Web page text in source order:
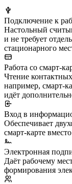
Подключение к
Настольный
и не требует
стационарного
Работа со смарт-
Чтение
например, смарт-
идёт
Вход в
Обеспечивает
смарт-карте
Электронная
Даёт рабочему
формирования